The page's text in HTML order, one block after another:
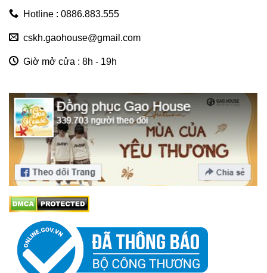
Hotline : 0886.883.555
cskh.gaohouse@gmail.com
Giờ mở cửa : 8h - 19h